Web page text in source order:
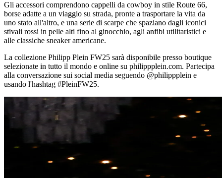
Gli accessori comprendono cappelli da cowboy in stile Route 66,
borse adatte a un viaggio su strada, pronte a trasportare la vita da
uno stato all'altro, e una serie di scarpe che spaziano dagli iconici
stivali rossi in pelle alti fino al ginocchio, agli anfibi utilitaristici e
alle classiche sneaker americane.
La collezione Philipp Plein FW25 sarà disponibile presso boutique
selezionate in tutto il mondo e online su philippplein.com. Partecipa
alla conversazione sui social media seguendo @philippplein e
usando l'hashtag #PleinFW25.